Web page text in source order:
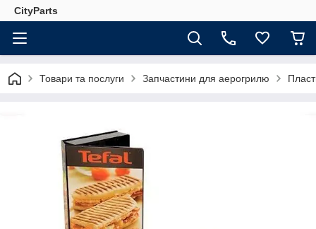
CityParts
Товари та послуги Запчастини для аерогрилю